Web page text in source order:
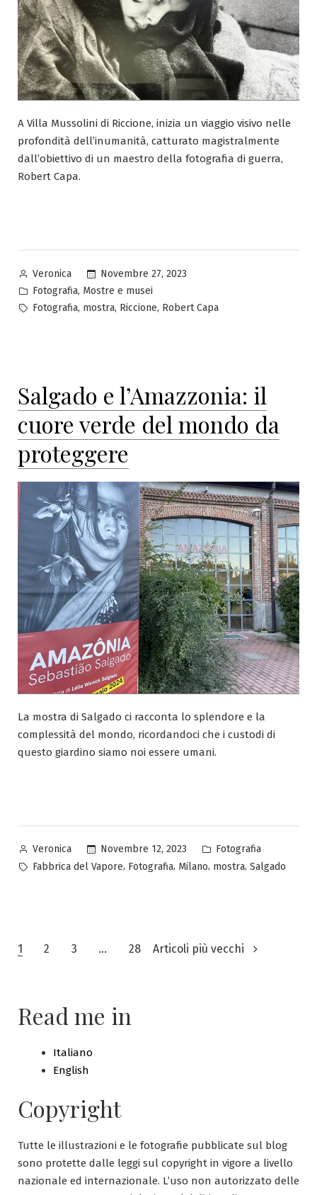
A Villa Mussolini di Riccione, inizia un viaggio visivo nelle
profondità dell’inumanità, catturato magistralmente
dall’obiettivo di un maestro della fotografia di guerra,
Robert Capa.
Pubblicato
da
Veronica
Novembre 27, 2023
Pubblicato
in
Fotografia, Mostre e musei
Tag:
Fotografia, mostra, Riccione, Robert Capa
Salgado e l’Amazzonia: il
cuore verde del mondo da
proteggere
La mostra di Salgado ci racconta lo splendore e la
complessità del mondo, ricordandoci che i custodi di
questo giardino siamo noi essere umani.
Pubblicato
da
Veronica Novembre 12, 2023
Pubblicato
in
Fotografia
Tag:
Fabbrica del Vapore, Fotografia, Milano, mostra, Salgado
Paginazione
articoli
1 2 3 … 28 Articoli più vecchi
Read me in
Italiano
English
Copyright
Tutte le illustrazioni e le fotografie pubblicate sul blog
sono protette dalle leggi sul copyright in vigore a livello
nazionale ed internazionale. L’uso non autorizzato delle